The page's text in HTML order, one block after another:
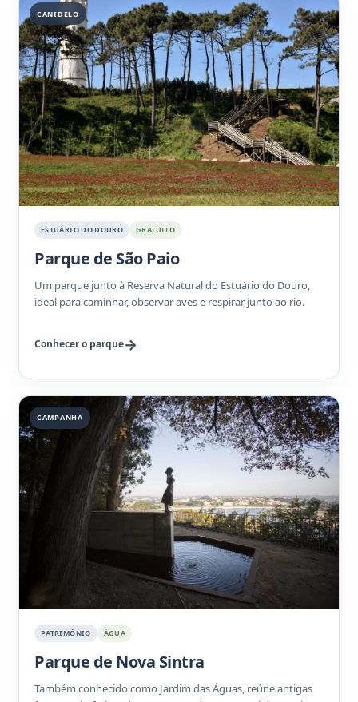
CANIDELO
ESTUÁRIO DO DOURO GRATUITO
Parque de São Paio
Um parque junto à Reserva Natural do Estuário do Douro,
ideal para caminhar, observar aves e respirar junto ao rio.
Conhecer o parque
CAMPANHÃ
PATRIMÓNIO ÁGUA
Parque de Nova Sintra
Também conhecido como Jardim das Águas, reúne antigas